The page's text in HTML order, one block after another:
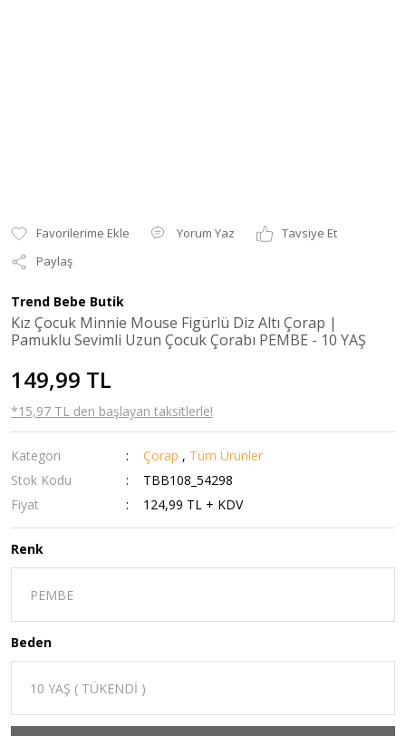
Yorum Yaz
Tavsiye Et
Paylaş
Trend Bebe Butik
Kız Çocuk Minnie Mouse Figürlü Diz Altı Çorap |
Pamuklu Sevimli Uzun Çocuk Çorabı PEMBE - 10 YAŞ
149,99 TL
*15,97 TL den başlayan taksitlerle!
Kategori Çorap , Tüm Ürünler
Stok Kodu
TBB108_54298
Fiyat
124,99 TL + KDV
Renk
Beden